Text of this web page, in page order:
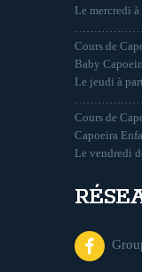
Le mercredi
Cours de
Baby
Le jeudi à
Cours de
Capoeira
Le vendredi